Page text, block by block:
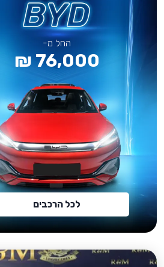
החל מ-
76,000 ₪
לכל הרכבים